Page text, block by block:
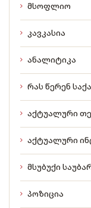
მსოფლიო
კავკასია
ანალიტიკა
რას წერენ
აქტუალური
აქტუალური
მსუბუქი
პოზიცია